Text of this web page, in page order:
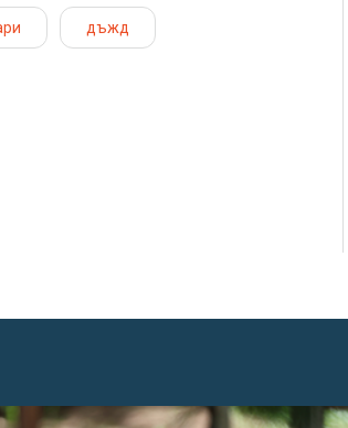
дъжд